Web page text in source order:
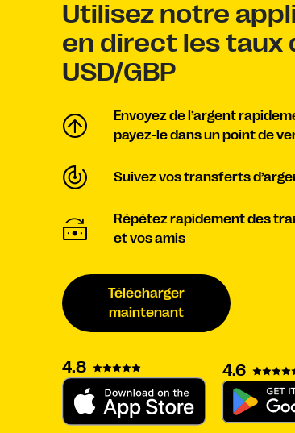
Utilisez notre
en direct les taux
USD/GBP
Envoyez de l’argent
payez-le dans un point de
Suivez vos transferts
Répétez rapidement des
et vos amis
Télécharger
maintenant
4.8 4.6